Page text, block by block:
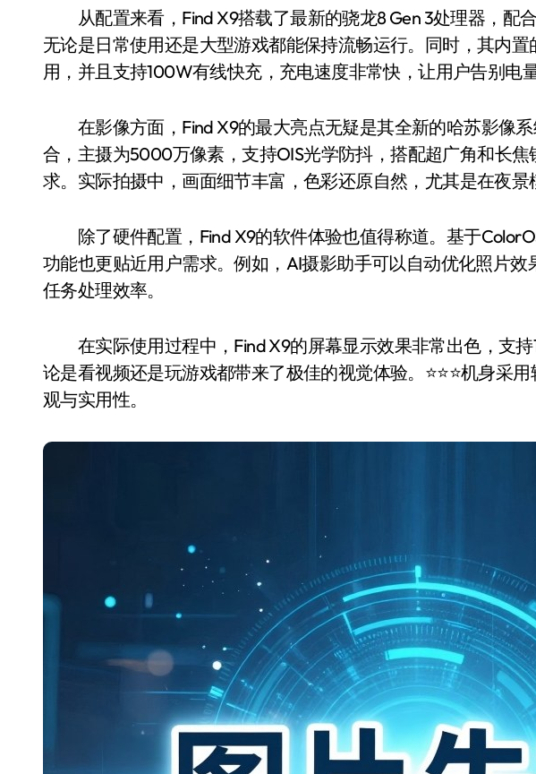
从配置来看，Find X9搭载了最新的骁龙8 Gen 3处理器，配合
无论是日常使用还是大型游戏都能保持流畅运行。同时，其内
用，并且支持100W有线快充，充电速度非常快，让用户告别电量
在影像方面，Find X9的最大亮点无疑是其全新的哈苏影像系
合，主摄为5000万像素，支持OIS光学防抖，搭配超广角和长
求。实际拍摄中，画面细节丰富，色彩还原自然，尤其是在夜景
除了硬件配置，Find X9的软件体验也值得称道。基于
功能也更贴近用户需求。例如，AI摄影助手可以自动优化照片
任务处理效率。
在实际使用过程中，Find X9的屏幕显示效果非常出色，支持
论是看视频还是玩游戏都带来了极佳的视觉体验。⭐️⭐️⭐️机身采
观与实用性。